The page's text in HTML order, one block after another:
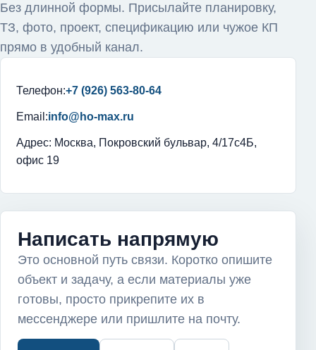
Без длинной формы. Присылайте планировку,
ТЗ, фото, проект, спецификацию или чужое КП
прямо в удобный канал.
Телефон:+7 (926) 563-80-64
Email:info@ho-max.ru
Адрес: Москва, Покровский бульвар, 4/17с4Б,
офис 19
Написать напрямую
Это основной путь связи. Коротко опишите
объект и задачу, а если материалы уже
готовы, просто прикрепите их в
мессенджере или пришлите на почту.